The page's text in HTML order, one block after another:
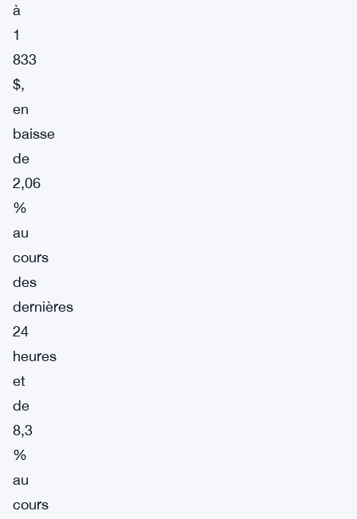
à
1
833
$,
en
baisse
de
2,06
%
au
cours
des
dernières
24
heures
et
de
8,3
%
au
cours